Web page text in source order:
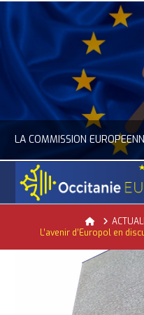
ACTUALITÉ DE L'UNION EUROPÉENNE, ACTUALITÉ DE
Home
L’avenir d’Europol en